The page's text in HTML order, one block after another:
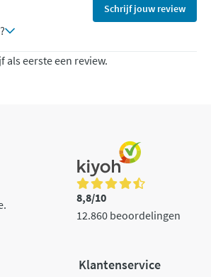
Schrijf jouw review
als eerste een review.
8,8/10
12.860 beoordelingen
Klantenservice